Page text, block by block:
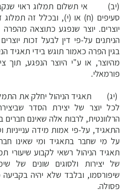
(יב) אי תשלום תמלוג ראוי
סעיפים (ח) או (י), ובכלל זה תמלוג
יוצרים. יוצר שנפגע כתוצאה
הניתנים על-פי דין לבעל זכות
בגין הפרה כאמור תוגש בידי תאגיד
מהיוצר, או ע"י היוצר הנפגע, תוך
פורמאלי.
(יג) תאגיד הניהול יחלק את
לכל יוצר של יצירת הסדר
הרלוונטית, לרבות אלה שאינם חברים
התאגיד, על-פי אמות מידה ענייניות
על מי שחבר בתאגיד ומי שאינו
תאגיד הניהול רשאי לקבוע שיעורי
של יצירות ולסוגים שונים של
שיפורסמו, ובלבד שלא יהיה
פסולה.